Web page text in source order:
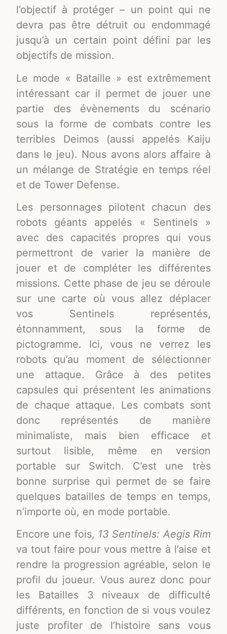
l’objectif à protéger – un point qui ne
devra pas être détruit ou endommagé
jusqu’à un certain point défini par les
objectifs de mission.
Le mode « Bataille » est extrêmement
intéressant car il permet de jouer une
partie des évènements du scénario
sous la forme de combats contre les
terribles Deimos (aussi appelés Kaiju
dans le jeu). Nous avons alors affaire à
un mélange de Stratégie en temps réel
et de Tower Defense.
Les personnages pilotent chacun des
robots géants appelés « Sentinels »
avec des capacités propres qui vous
permettront de varier la manière de
jouer et de compléter les différentes
missions. Cette phase de jeu se déroule
sur une carte où vous allez déplacer
vos Sentinels représentés,
étonnamment, sous la forme de
pictogramme. Ici, vous ne verrez les
robots qu’au moment de sélectionner
une attaque. Grâce à des petites
capsules qui présentent les animations
de chaque attaque. Les combats sont
donc représentés de manière
minimaliste, mais bien efficace et
surtout lisible, même en version
portable sur Switch. C’est une très
bonne surprise qui permet de se faire
quelques batailles de temps en temps,
n’importe où, en mode portable.
Encore une fois, 13 Sentinels: Aegis Rim
va tout faire pour vous mettre à l’aise et
rendre la progression agréable, selon le
profil du joueur. Vous aurez donc pour
les Batailles 3 niveaux de difficulté
différents, en fonction de si vous voulez
juste profiter de l’histoire sans vous